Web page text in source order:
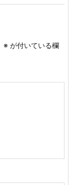
※ が付いている欄